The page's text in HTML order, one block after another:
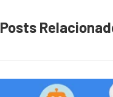
Posts